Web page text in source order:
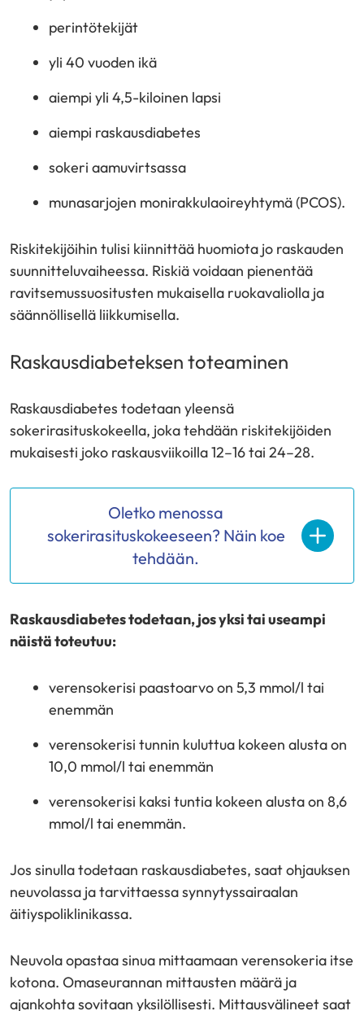
perintötekijät
yli 40 vuoden ikä
aiempi yli 4,5-kiloinen lapsi
aiempi raskausdiabetes
sokeri aamuvirtsassa
munasarjojen monirakkulaoireyhtymä (PCOS).
Riskitekijöihin tulisi kiinnittää huomiota jo raskauden
suunnitteluvaiheessa. Riskiä voidaan pienentää
ravitsemussuositusten mukaisella ruokavaliolla ja
säännöllisellä liikkumisella.
Raskausdiabeteksen toteaminen
Raskausdiabetes todetaan yleensä
sokerirasituskokeella, joka tehdään riskitekijöiden
mukaisesti joko raskausviikoilla 12–16 tai 24–28.
Oletko menossa
sokerirasituskokeeseen? Näin koe
tehdään.
Raskausdiabetes todetaan, jos yksi tai useampi
näistä toteutuu:
verensokerisi paastoarvo on 5,3 mmol/l tai
enemmän
verensokerisi tunnin kuluttua kokeen alusta on
10,0 mmol/l tai enemmän
verensokerisi kaksi tuntia kokeen alusta on 8,6
mmol/l tai enemmän.
Jos sinulla todetaan raskausdiabetes, saat ohjauksen
neuvolassa ja tarvittaessa synnytyssairaalan
äitiyspoliklinikassa.
Neuvola opastaa sinua mittaamaan verensokeria itse
kotona. Omaseurannan mittausten määrä ja
ajankohta sovitaan yksilöllisesti. Mittausvälineet saat